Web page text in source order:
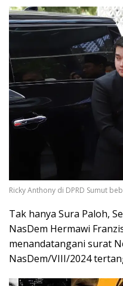
Ricky Anthony di DPRD Sumut
Tak hanya Sura Paloh,
NasDem Hermawi
menandatangani surat
NasDem/VIII/2024